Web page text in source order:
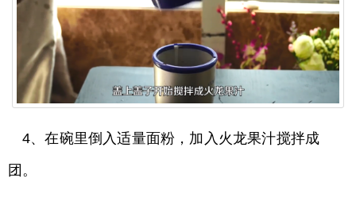
4、在碗里倒入适量面粉，加入火龙果汁搅拌成
团。